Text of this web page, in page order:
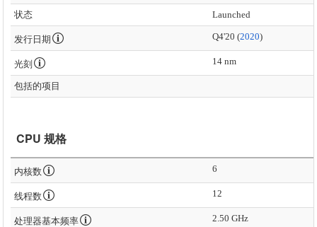
状态 Launched
发行日期 Q4'20 (2020)
光刻 14 nm
包括的项目
CPU 规格
内核数 6
线程数 12
处理器基本频率 2.50 GHz